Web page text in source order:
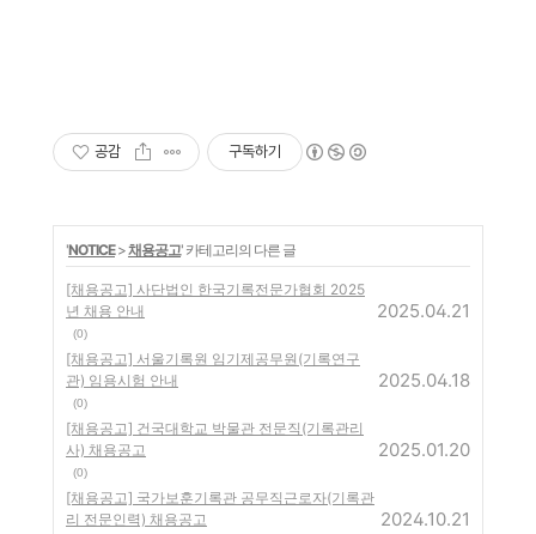
공감 구독하기
'NOTICE>채용공고' 카테고리의 다른 글
[채용공고] 사단법인 한국기록전문가협회 2025
년 채용 안내
(0)
2025.04.21
[채용공고] 서울기록원 임기제공무원(기록연구
관) 임용시험 안내
(0)
2025.04.18
[채용공고] 건국대학교 박물관 전문직(기록관리
사) 채용공고
(0)
2025.01.20
[채용공고] 국가보훈기록관 공무직근로자(기록관
리 전문인력) 채용공고
2024.10.21